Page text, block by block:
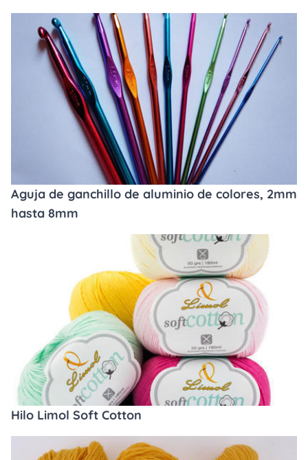
Aguja de ganchillo de aluminio de colores, 2mm
hasta 8mm
Hilo Limol Soft Cotton